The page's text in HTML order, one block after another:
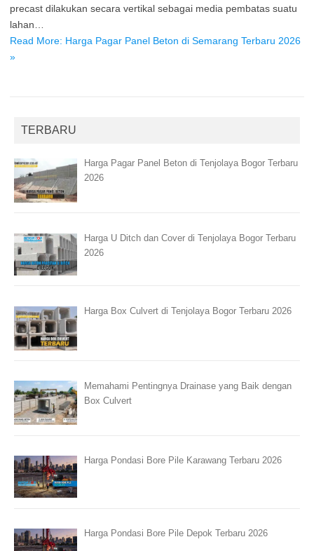
precast dilakukan secara vertikal sebagai media pembatas suatu
lahan…
Read More: Harga Pagar Panel Beton di Semarang Terbaru 2026
»
TERBARU
Harga Pagar Panel Beton di Tenjolaya Bogor Terbaru
2026
Harga U Ditch dan Cover di Tenjolaya Bogor Terbaru
2026
Harga Box Culvert di Tenjolaya Bogor Terbaru 2026
Memahami Pentingnya Drainase yang Baik dengan
Box Culvert
Harga Pondasi Bore Pile Karawang Terbaru 2026
Harga Pondasi Bore Pile Depok Terbaru 2026